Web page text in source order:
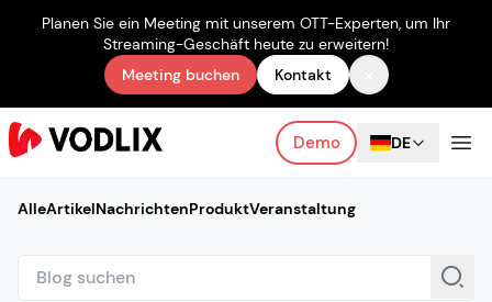
Planen Sie ein Meeting mit unserem OTT-Experten, um Ihr
Streaming-Geschäft heute zu erweitern!
Meeting buchen
Kontakt
Demo DE
AlleArtikelNachrichtenProduktVeranstaltung